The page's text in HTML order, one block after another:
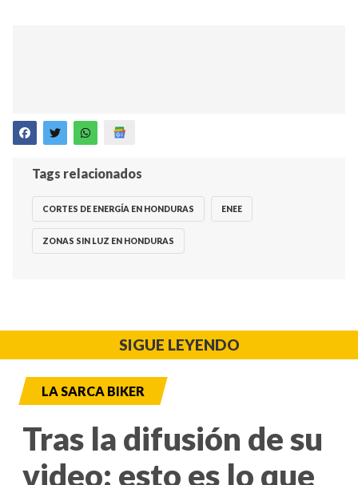
Tags relacionados
CORTES DE ENERGÍA EN HONDURAS ENEE
ZONAS SIN LUZ EN HONDURAS
SIGUE LEYENDO
LA SARCA BIKER
Tras la difusión de su
video: esto es lo que